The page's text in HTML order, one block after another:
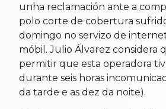
unha reclamación ante a
polo corte de cobertura
domingo no servizo de
móbil. Julio Álvarez considera
permitir que esta operadora
durante seis horas
da tarde e as dez da noite).